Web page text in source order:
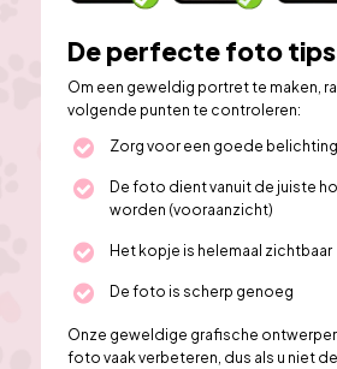
De perfecte foto tips
Om een geweldig portret te maken,
volgende punten te controleren:
Zorg voor een goede
De foto dient vanuit de juiste
worden (vooraanzicht)
Het kopje is helemaal zichtbaar
De foto is scherp genoeg
Onze geweldige grafische
foto vaak verbeteren, dus als u niet